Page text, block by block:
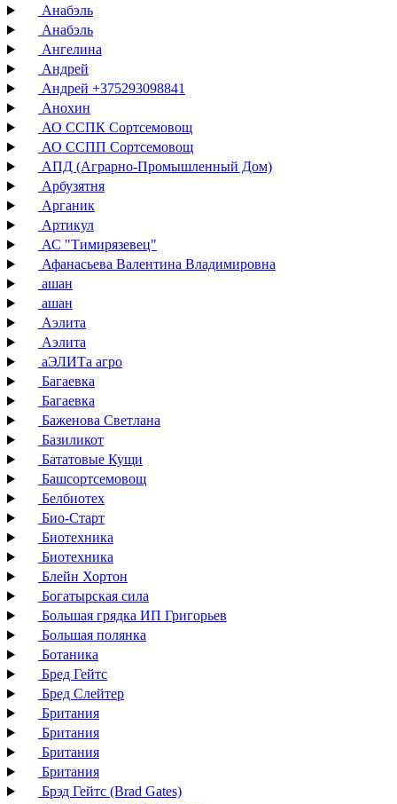
Анабэль
Анабэль
Ангелина
Андрей
Андрей +375293098841
Анохин
АО ССПК Сортсемовощ
АО ССПП Сортсемовощ
АПД (Аграрно-Промышленный Дом)
Арбузятня
Арганик
Артикул
АС "Тимирязевец"
Афанасьева Валентина Владимировна
ашан
ашан
Аэлита
Аэлита
аЭЛИТа агро
Багаевка
Багаевка
Баженова Светлана
Базиликот
Бататовые Кущи
Башсортсемовощ
Белбиотех
Био-Старт
Биотехника
Биотехника
Блейн Хортон
Богатырская сила
Большая грядка ИП Григорьев
Большая полянка
Ботаника
Бред Гейтс
Бред Слейтер
Британия
Британия
Британия
Британия
Брэд Гейтс (Brad Gates)